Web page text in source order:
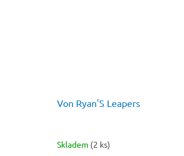
Von Ryan'S Leapers
Skladem (2 ks)